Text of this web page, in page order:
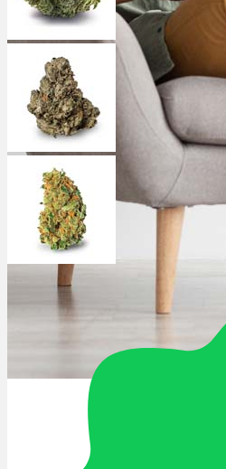
Schlafstörungen
Cannabis Ärzte
Cannabis Rezept
Cannabis Apotheke
Wissen
Cannabis Wirkung
Medizinisches Cannabis
Cannabinoide